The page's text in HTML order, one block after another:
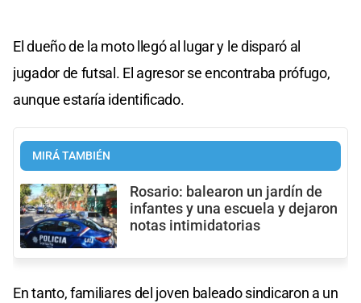
El dueño de la moto llegó al lugar y le disparó al
jugador de futsal. El agresor se encontraba prófugo,
aunque estaría identificado.
MIRÁ TAMBIÉN
Rosario: balearon un jardín de
infantes y una escuela y dejaron
notas intimidatorias
En tanto, familiares del joven baleado sindicaron a un